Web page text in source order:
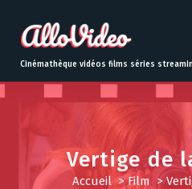
t
o
Cinémathèque vidéos films séries
Vertige de
Accueil >Film >